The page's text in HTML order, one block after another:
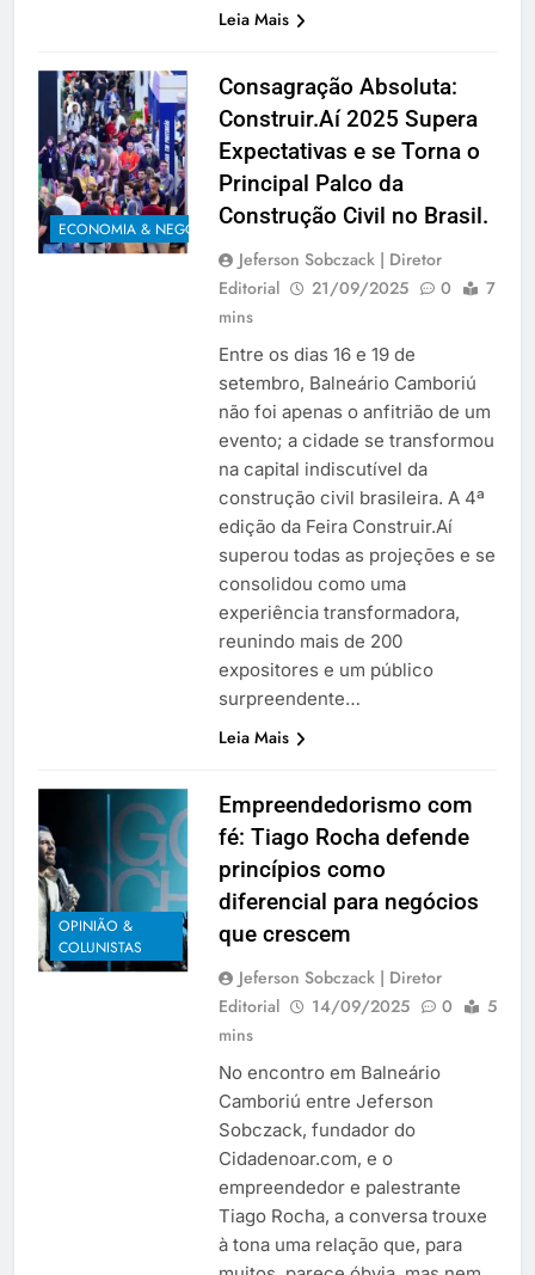
Leia Mais
ECONOMIA & NEGÓCIOS
Consagração Absoluta:
Construir.Aí 2025 Supera
Expectativas e se Torna o
Principal Palco da
Construção Civil no Brasil.
Jeferson Sobczack | Diretor
Editorial
21/09/2025 0
7
mins
Entre os dias 16 e 19 de
setembro, Balneário Camboriú
não foi apenas o anfitrião de um
evento; a cidade se transformou
na capital indiscutível da
construção civil brasileira. A 4ª
edição da Feira Construir.Aí
superou todas as projeções e se
consolidou como uma
experiência transformadora,
reunindo mais de 200
expositores e um público
surpreendente…
Leia Mais
OPINIÃO &
COLUNISTAS
Empreendedorismo com
fé: Tiago Rocha defende
princípios como
diferencial para negócios
que crescem
Jeferson Sobczack | Diretor
Editorial
14/09/2025 0
5
mins
No encontro em Balneário
Camboriú entre Jeferson
Sobczack, fundador do
Cidadenoar.com, e o
empreendedor e palestrante
Tiago Rocha, a conversa trouxe
à tona uma relação que, para